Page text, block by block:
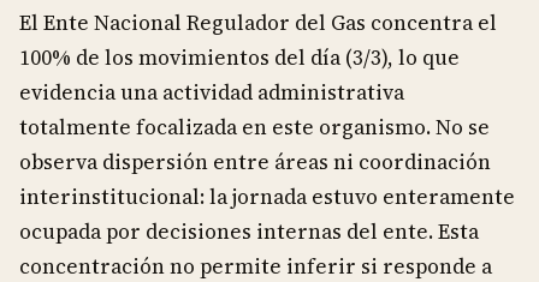
El Ente Nacional Regulador del Gas concentra el
100% de los movimientos del día (3/3), lo que
evidencia una actividad administrativa
totalmente focalizada en este organismo. No se
observa dispersión entre áreas ni coordinación
interinstitucional: la jornada estuvo enteramente
ocupada por decisiones internas del ente. Esta
concentración no permite inferir si responde a